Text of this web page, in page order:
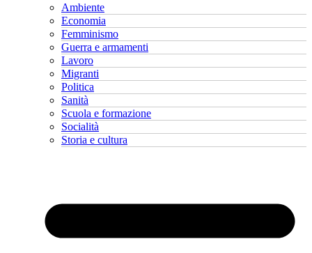
Ambiente
Economia
Femminismo
Guerra e armamenti
Lavoro
Migranti
Politica
Sanità
Scuola e formazione
Socialità
Storia e cultura